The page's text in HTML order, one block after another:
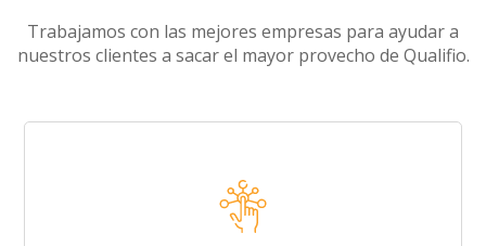
Trabajamos con las mejores empresas para ayudar a
nuestros clientes a sacar el mayor provecho de Qualifio.